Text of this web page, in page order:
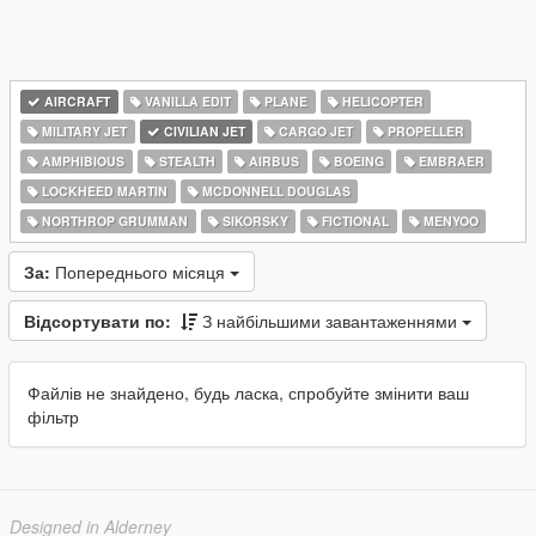
AIRCRAFT VANILLA EDIT PLANE
HELICOPTER
MILITARY JET
CIVILIAN JET CARGO JET
PROPELLER
AMPHIBIOUS
STEALTH AIRBUS BOEING
EMBRAER
LOCKHEED MARTIN
MCDONNELL DOUGLAS
NORTHROP GRUMMAN
SIKORSKY FICTIONAL MENYOO
За: Попереднього місяця
Відсортувати по: З найбільшими завантаженнями
Файлів не знайдено, будь ласка, спробуйте змінити ваш
фільтр
Designed in Alderney